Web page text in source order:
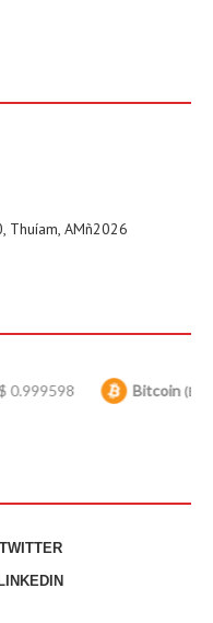
Thuíam, AMñ2026
Bitcoin(BTC) $
TWITTER
LINKEDIN